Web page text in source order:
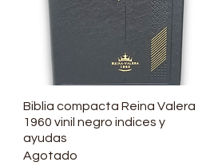
Vista rápida
Biblia compacta Reina Valera
1960 vinil negro indices y
ayudas
Agotado